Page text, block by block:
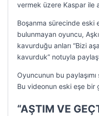
vermek üzere Kaspar ile
Boşanma sürecinde eski
bulunmayan oyuncu,
kavurduğu anları “Bizi
kavurduk” notuyla
Oyuncunun bu
Bu videonun eski eşe bir
“AŞTIM VE